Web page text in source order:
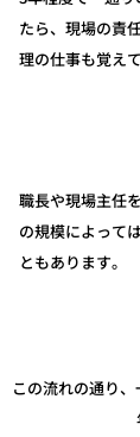
たら、現場の責
理の仕事も覚え
職長や現場主任
の規模によって
ともあります。
5年目以上
この流れの通り